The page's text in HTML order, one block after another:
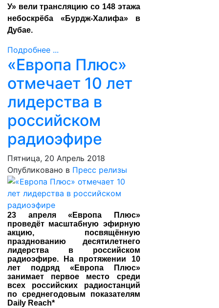
У» вели трансляцию со 148 этажа
небоскрёба «Бурдж-Халифа» в
Дубае.
Подробнее ...
«Европа Плюс»
отмечает 10 лет
лидерства в
российском
радиоэфире
Пятница, 20 Апрель 2018
Опубликовано в Пресс релизы
23 апреля «Европа Плюс»
проведёт масштабную эфирную
акцию, посвящённую
празднованию десятилетнего
лидерства в российском
радиоэфире. На протяжении 10
лет подряд «Европа Плюс»
занимает первое место среди
всех российских радиостанций
по среднегодовым показателям
Daily Reach*